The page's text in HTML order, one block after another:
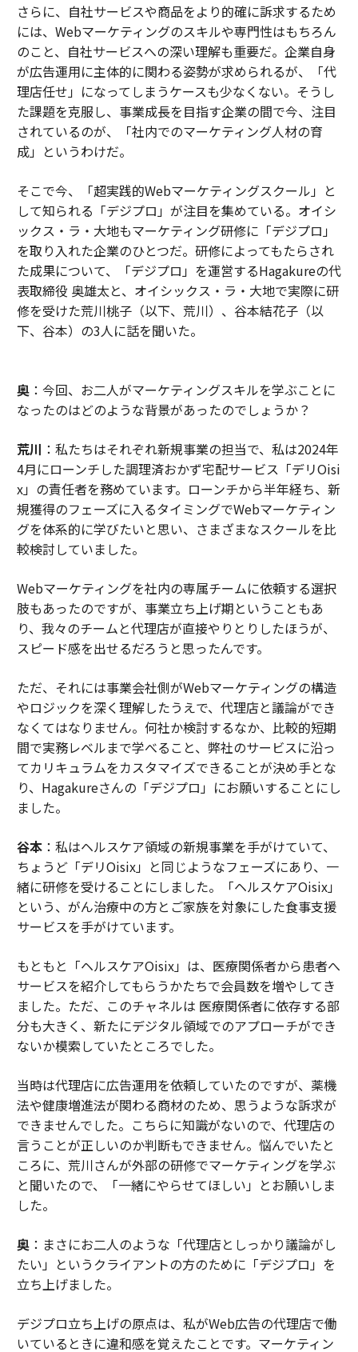
さらに、自社サービスや商品をより的確に訴求するため
には、Webマーケティングのスキルや専門性はもちろん
のこと、自社サービスへの深い理解も重要だ。企業自身
が広告運用に主体的に関わる姿勢が求められるが、「代
理店任せ」になってしまうケースも少なくない。そうし
た課題を克服し、事業成長を目指す企業の間で今、注目
されているのが、「社内でのマーケティング人材の育
成」というわけだ。
そこで今、「超実践的Webマーケティングスクール」と
して知られる「デジプロ」が注目を集めている。オイシ
ックス・ラ・大地もマーケティング研修に「デジプロ」
を取り入れた企業のひとつだ。研修によってもたらされ
た成果について、「デジプロ」を運営するHagakureの代
表取締役 奥雄太と、オイシックス・ラ・大地で実際に研
修を受けた荒川桃子（以下、荒川）、谷本結花子（以
下、谷本）の3人に話を聞いた。
奥：今回、お二人がマーケティングスキルを学ぶことに
なったのはどのような背景があったのでしょうか？
荒川 ：私たちはそれぞれ新規事業の担当で、私は2024年
4月にローンチした調理済おかず宅配サービス「デリOisi
x」の責任者を務めています。ローンチから半年経ち、新
規獲得のフェーズに入るタイミングでWebマーケティン
グを体系的に学びたいと思い、さまざまなスクールを比
較検討していました。
Webマーケティングを社内の専属チームに依頼する選択
肢もあったのですが、事業立ち上げ期ということもあ
り、我々のチームと代理店が直接やりとりしたほうが、
スピード感を出せるだろうと思ったんです。
ただ、それには事業会社側がWebマーケティングの構造
やロジックを深く理解したうえで、代理店と議論ができ
なくてはなりません。何社か検討するなか、比較的短期
間で実務レベルまで学べること、弊社のサービスに沿っ
てカリキュラムをカスタマイズできることが決め手とな
り、Hagakureさんの「デジプロ」にお願いすることにし
ました。
谷本：私はヘルスケア領域の新規事業を手がけていて、
ちょうど「デリOisix」と同じようなフェーズにあり、一
緒に研修を受けることにしました。「ヘルスケアOisix」
という、がん治療中の方とご家族を対象にした食事支援
サービスを手がけています。
もともと「ヘルスケアOisix」は、医療関係者から患者へ
サービスを紹介してもらうかたちで会員数を増やしてき
ました。ただ、このチャネルは 医療関係者に依存する部
分も大きく、新たにデジタル領域でのアプローチができ
ないか模索していたところでした。
当時は代理店に広告運用を依頼していたのですが、薬機
法や健康増進法が関わる商材のため、思うような訴求が
できませんでした。こちらに知識がないので、代理店の
言うことが正しいのか判断もできません。悩んでいたと
ころに、荒川さんが外部の研修でマーケティングを学ぶ
と聞いたので、「一緒にやらせてほしい」とお願いしま
した。
奥：まさにお二人のような「代理店としっかり議論がし
たい」というクライアントの方のために「デジプロ」を
立ち上げました。
デジプロ立ち上げの原点は、私がWeb広告の代理店で働
いているときに違和感を覚えたことです。マーケティン